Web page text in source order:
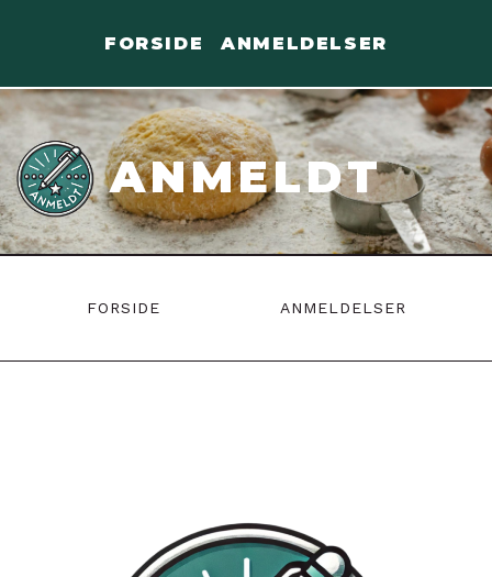
FORSIDE ANMELDELSER
ANMELDT
FORSIDE ANMELDELSER